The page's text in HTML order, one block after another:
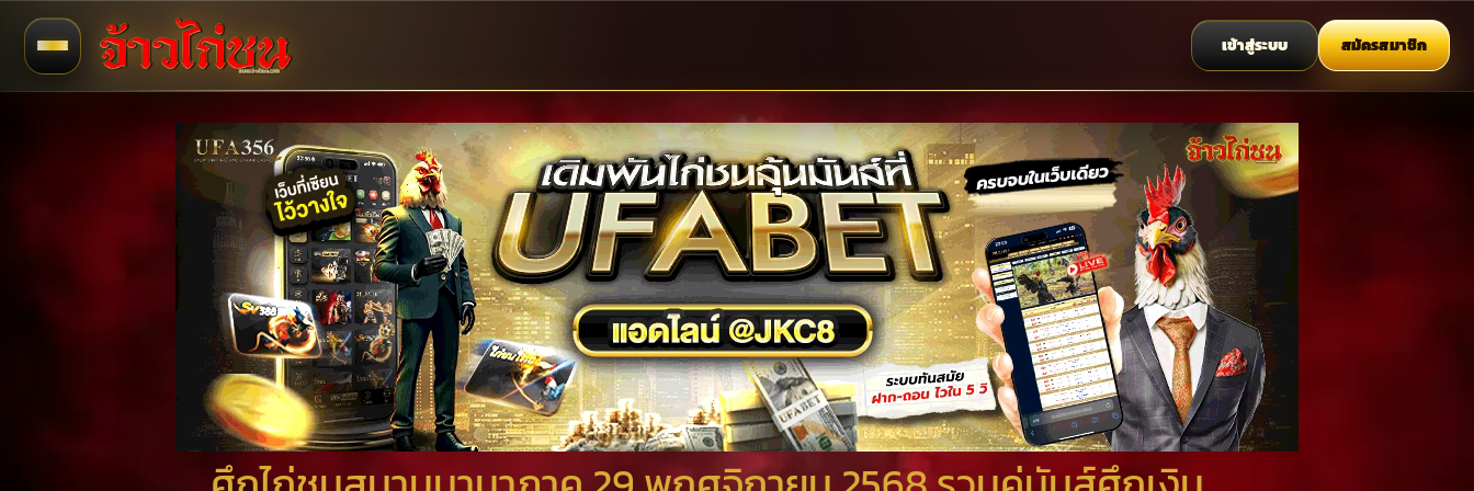
เข้าสู่ระบบ สมัครสมาชิก